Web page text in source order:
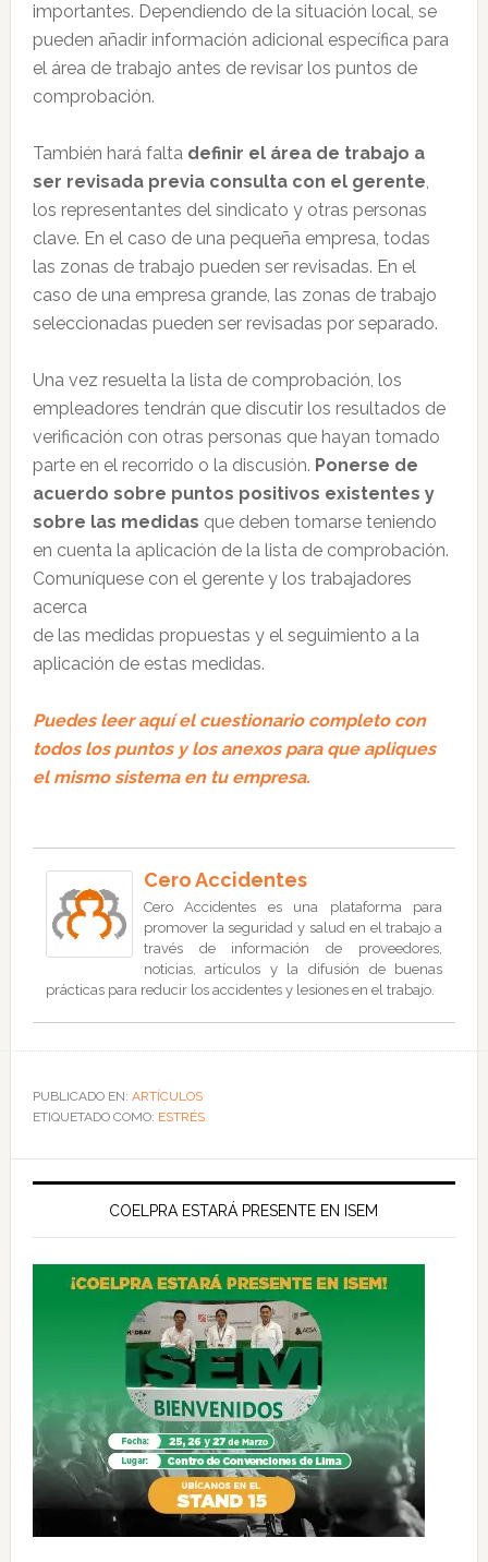
importantes. Dependiendo de la situación local, se
pueden añadir información adicional específica para
el área de trabajo antes de revisar los puntos de
comprobación.
También hará falta definir el área de trabajo a
ser revisada previa consulta con el gerente,
los representantes del sindicato y otras personas
clave. En el caso de una pequeña empresa, todas
las zonas de trabajo pueden ser revisadas. En el
caso de una empresa grande, las zonas de trabajo
seleccionadas pueden ser revisadas por separado.
Una vez resuelta la lista de comprobación, los
empleadores tendrán que discutir los resultados de
verificación con otras personas que hayan tomado
parte en el recorrido o la discusión. Ponerse de
acuerdo sobre puntos positivos existentes y
sobre las medidas que deben tomarse teniendo
en cuenta la aplicación de la lista de comprobación.
Comuníquese con el gerente y los trabajadores
acerca
de las medidas propuestas y el seguimiento a la
aplicación de estas medidas.
Puedes leer aquí el cuestionario completo con
todos los puntos y los anexos para que apliques
el mismo sistema en tu empresa.
Cero Accidentes
Cero Accidentes es una plataforma para
promover la seguridad y salud en el trabajo a
través de información de proveedores,
noticias, artículos y la difusión de buenas
prácticas para reducir los accidentes y lesiones en el trabajo.
PUBLICADO EN: ARTÍCULOS
ETIQUETADO COMO: ESTRÉS
COELPRA ESTARÁ PRESENTE EN ISEM